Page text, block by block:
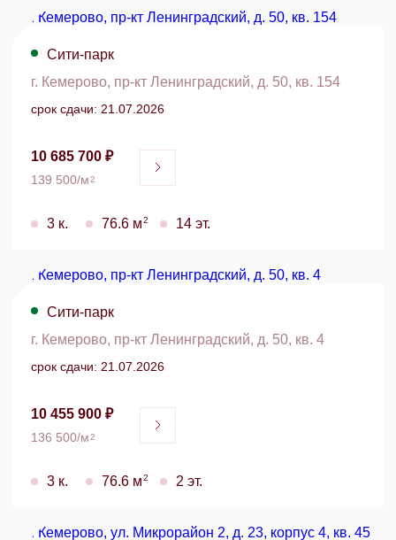
Сити-парк
г. Кемерово, пр-кт Ленинградский, д. 50, кв. 154
срок сдачи: 21.07.2026
10 685 700 ₽
139 500/м2
3 к. 76.6 м2 14 эт.
Сити-парк
г. Кемерово, пр-кт Ленинградский, д. 50, кв. 4
срок сдачи: 21.07.2026
10 455 900 ₽
136 500/м2
3 к. 76.6 м2 2 эт.